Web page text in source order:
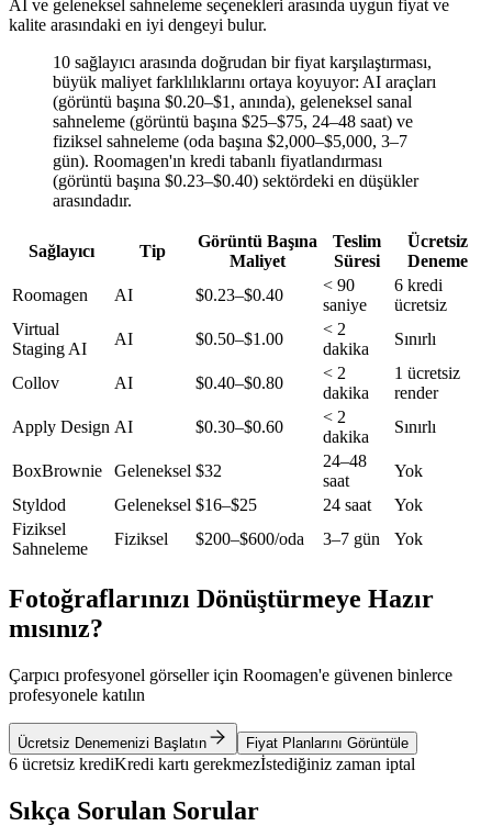
AI ve geleneksel sahneleme seçenekleri arasında uygun fiyat ve
kalite arasındaki en iyi dengeyi bulur.
10 sağlayıcı arasında doğrudan bir fiyat karşılaştırması,
büyük maliyet farklılıklarını ortaya koyuyor: AI araçları
(görüntü başına $0.20–$1, anında), geleneksel sanal
sahneleme (görüntü başına $25–$75, 24–48 saat) ve
fiziksel sahneleme (oda başına $2,000–$5,000, 3–7
gün). Roomagen'ın kredi tabanlı fiyatlandırması
(görüntü başına $0.23–$0.40) sektördeki en düşükler
arasındadır.
Sağlayıcı Tip
Görüntü Başına
Maliyet
Teslim
Süresi
Ücretsiz
Deneme
Roomagen
AI $0.23–$0.40
< 90
saniye
6 kredi
ücretsiz
Virtual
Staging AI
AI $0.50–$1.00
< 2
dakika
Sınırlı
Collov AI $0.40–$0.80
< 2
dakika
1 ücretsiz
render
Apply Design AI $0.30–$0.60
< 2
dakika
Sınırlı
BoxBrownie Geleneksel $32
24–48
saat
Yok
Styldod
Geleneksel $16–$25 24 saat
Yok
Fiziksel
Sahneleme
Fiziksel $200–$600/oda 3–7 gün Yok
Fotoğraflarınızı Dönüştürmeye Hazır
mısınız?
Çarpıcı profesyonel görseller için Roomagen'e güvenen binlerce
profesyonele katılın
Ücretsiz Denemenizi Başlatın Fiyat Planlarını Görüntüle
6 ücretsiz krediKredi kartı gerekmezİstediğiniz zaman iptal
Sıkça Sorulan Sorular